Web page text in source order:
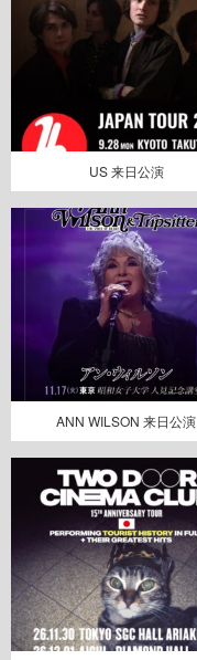
US 来日公演
ANN WILSON 来日公演